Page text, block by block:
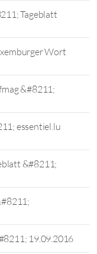
Tageblatt
Wort
&#8211;
essentiel.lu
&#8211;
19.09.2016